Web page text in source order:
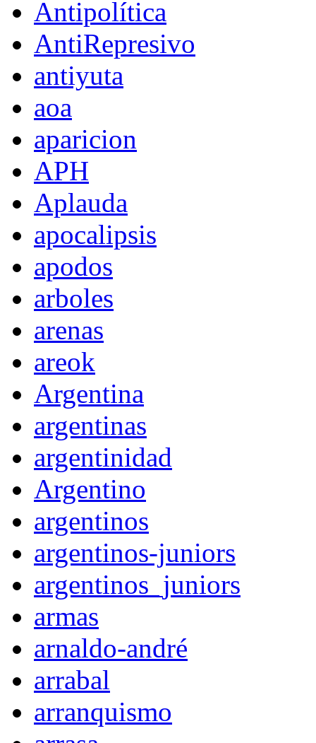
Antipolítica
AntiRepresivo
antiyuta
aoa
aparicion
APH
Aplauda
apocalipsis
apodos
arboles
arenas
areok
Argentina
argentinas
argentinidad
Argentino
argentinos
argentinos-juniors
argentinos_juniors
armas
arnaldo-andré
arrabal
arranquismo